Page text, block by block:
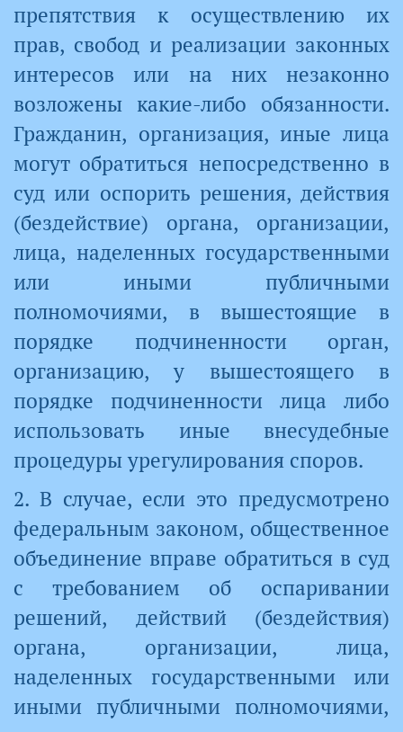
препятствия к осуществлению их
прав, свобод и реализации законных
интересов или на них незаконно
возложены какие-либо обязанности.
Гражданин, организация, иные лица
могут обратиться непосредственно в
суд или оспорить решения, действия
(бездействие) органа, организации,
лица, наделенных государственными
или иными публичными
полномочиями, в вышестоящие в
порядке подчиненности орган,
организацию, у вышестоящего в
порядке подчиненности лица либо
использовать иные внесудебные
процедуры урегулирования споров.
2. В случае, если это предусмотрено
федеральным законом, общественное
объединение вправе обратиться в суд
с требованием об оспаривании
решений, действий (бездействия)
органа, организации, лица,
наделенных государственными или
иными публичными полномочиями,